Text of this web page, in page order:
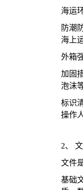
海运
防潮
海上
外箱
加固
泡沫
标识
操作
2、
文件
基础